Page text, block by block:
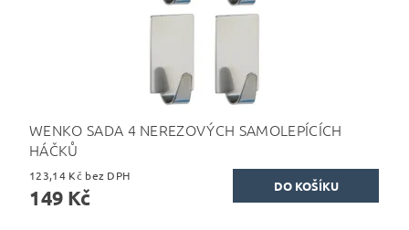
WENKO SADA 4 NEREZOVÝCH SAMOLEPÍCÍCH
HÁČKŮ
123,14 Kč bez DPH
149 Kč